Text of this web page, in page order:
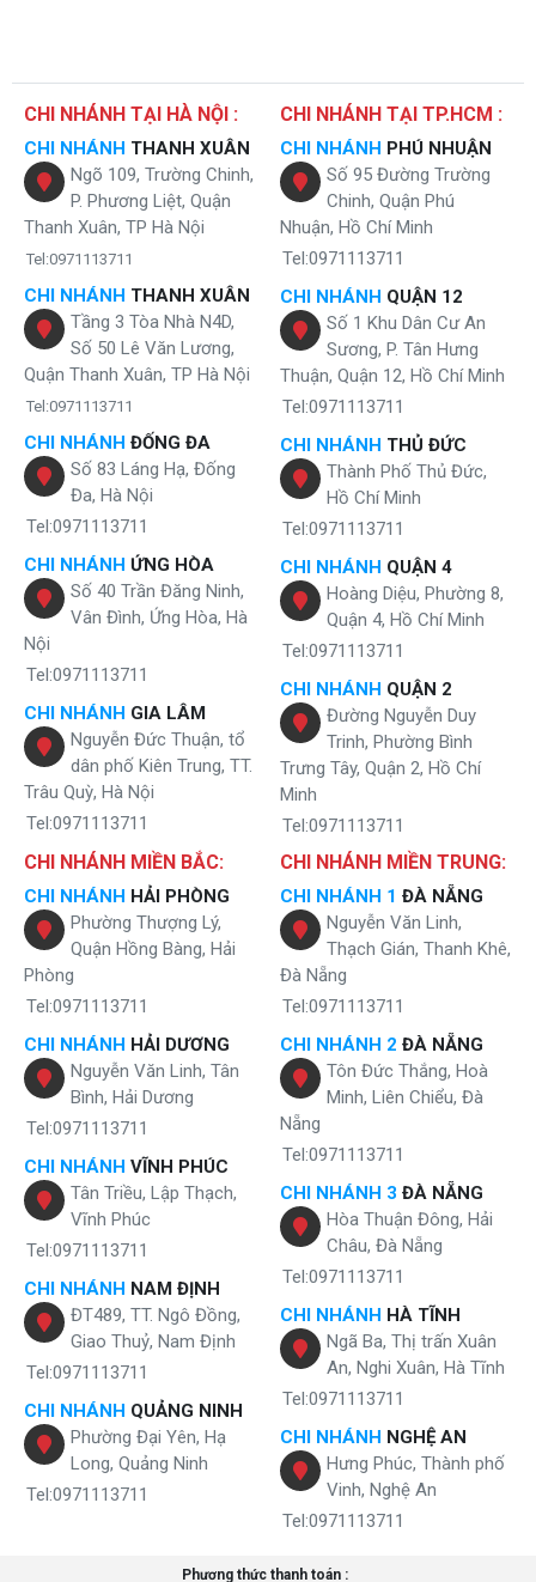
CHI NHÁNH TẠI HÀ NỘI :
CHI NHÁNH THANH XUÂN
Ngõ 109, Trường Chinh,
P. Phương Liệt, Quận
Thanh Xuân, TP Hà Nội
Tel:0971113711
CHI NHÁNH THANH XUÂN
Tầng 3 Tòa Nhà N4D,
Số 50 Lê Văn Lương,
Quận Thanh Xuân, TP Hà Nội
Tel:0971113711
CHI NHÁNH ĐỐNG ĐA
Số 83 Láng Hạ, Đống
Đa, Hà Nội
Tel:0971113711
CHI NHÁNH ỨNG HÒA
Số 40 Trần Đăng Ninh,
Vân Đình, Ứng Hòa, Hà
Nội
Tel:0971113711
CHI NHÁNH GIA LÂM
Nguyễn Đức Thuận, tổ
dân phố Kiên Trung, TT.
Trâu Quỳ, Hà Nội
Tel:0971113711
CHI NHÁNH TẠI TP.HCM :
CHI NHÁNH PHÚ NHUẬN
Số 95 Đường Trường
Chinh, Quận Phú
Nhuận, Hồ Chí Minh
Tel:0971113711
CHI NHÁNH QUẬN 12
Số 1 Khu Dân Cư An
Sương, P. Tân Hưng
Thuận, Quận 12, Hồ Chí Minh
Tel:0971113711
CHI NHÁNH THỦ ĐỨC
Thành Phố Thủ Đức,
Hồ Chí Minh
Tel:0971113711
CHI NHÁNH QUẬN 4
Hoàng Diệu, Phường 8,
Quận 4, Hồ Chí Minh
Tel:0971113711
CHI NHÁNH QUẬN 2
Đường Nguyễn Duy
Trinh, Phường Bình
Trưng Tây, Quận 2, Hồ Chí
Minh
Tel:0971113711
CHI NHÁNH MIỀN BẮC:
CHI NHÁNH HẢI PHÒNG
Phường Thượng Lý,
Quận Hồng Bàng, Hải
Phòng
Tel:0971113711
CHI NHÁNH HẢI DƯƠNG
Nguyễn Văn Linh, Tân
Bình, Hải Dương
Tel:0971113711
CHI NHÁNH VĨNH PHÚC
Tân Triều, Lập Thạch,
Vĩnh Phúc
Tel:0971113711
CHI NHÁNH NAM ĐỊNH
ĐT489, TT. Ngô Đồng,
Giao Thuỷ, Nam Định
Tel:0971113711
CHI NHÁNH QUẢNG NINH
Phường Đại Yên, Hạ
Long, Quảng Ninh
Tel:0971113711
CHI NHÁNH MIỀN TRUNG:
CHI NHÁNH 1 ĐÀ NẴNG
Nguyễn Văn Linh,
Thạch Gián, Thanh Khê,
Đà Nẵng
Tel:0971113711
CHI NHÁNH 2 ĐÀ NẴNG
Tôn Đức Thắng, Hoà
Minh, Liên Chiểu, Đà
Nẵng
Tel:0971113711
CHI NHÁNH 3 ĐÀ NẴNG
Hòa Thuận Đông, Hải
Châu, Đà Nẵng
Tel:0971113711
CHI NHÁNH HÀ TĨNH
Ngã Ba, Thị trấn Xuân
An, Nghi Xuân, Hà Tĩnh
Tel:0971113711
CHI NHÁNH NGHỆ AN
Hưng Phúc, Thành phố
Vinh, Nghệ An
Tel:0971113711
Phương thức thanh toán :